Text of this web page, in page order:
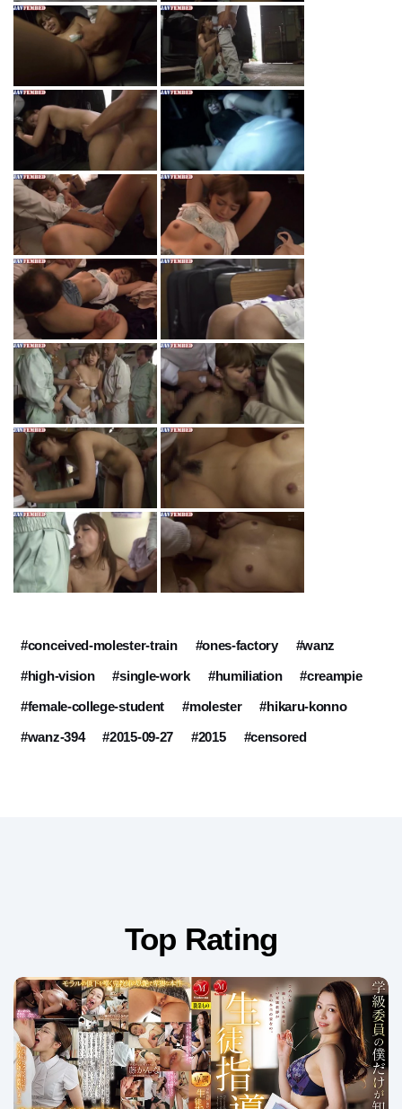
#conceived-molester-train #ones-factory
#wanz
#high-vision
#single-work #humiliation
#creampie
#female-college-student
#molester
#hikaru-konno
#wanz-394
#2015-09-27 #2015 #censored
Top Rating